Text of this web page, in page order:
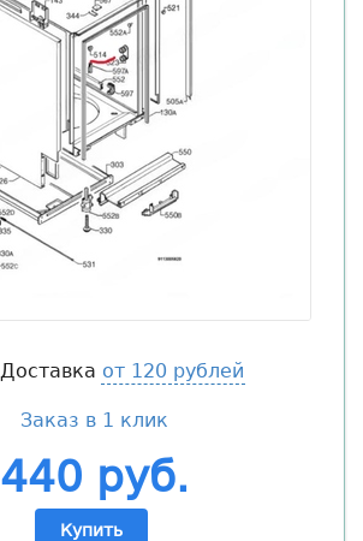
Доставка от 120 рублей
Заказ в 1 клик
440 руб.
Купить